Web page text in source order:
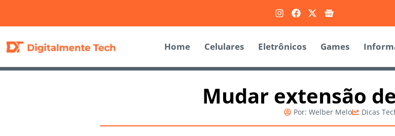
Home Celulares Eletrônicos Games
Mudar extensão
Por: Welber Melo Dicas